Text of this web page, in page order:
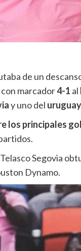
de un
marcador4-1 al
y uno del
los principales
Segovia
Dynamo.